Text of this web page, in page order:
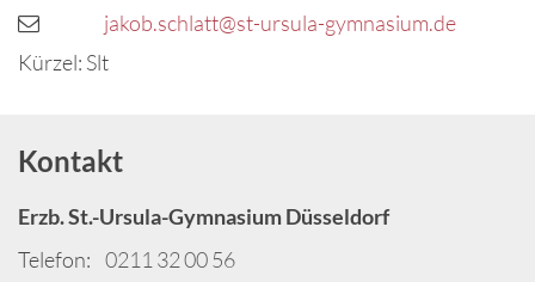
jakob.schlatt@st-ursula-gymnasium.de
Kürzel: Slt
Kontakt
Erzb. St.-Ursula-Gymnasium Düsseldorf
Telefon: 0211 32 00 56